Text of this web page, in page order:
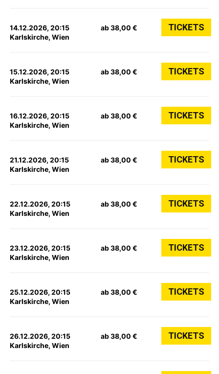
14.12.2026, 20:15
Karlskirche, Wien
ab 38,00 € TICKETS
15.12.2026, 20:15
Karlskirche, Wien
ab 38,00 € TICKETS
16.12.2026, 20:15
Karlskirche, Wien
ab 38,00 € TICKETS
21.12.2026, 20:15
Karlskirche, Wien
ab 38,00 € TICKETS
22.12.2026, 20:15
Karlskirche, Wien
ab 38,00 € TICKETS
23.12.2026, 20:15
Karlskirche, Wien
ab 38,00 € TICKETS
25.12.2026, 20:15
Karlskirche, Wien
ab 38,00 € TICKETS
26.12.2026, 20:15
Karlskirche, Wien
ab 38,00 € TICKETS